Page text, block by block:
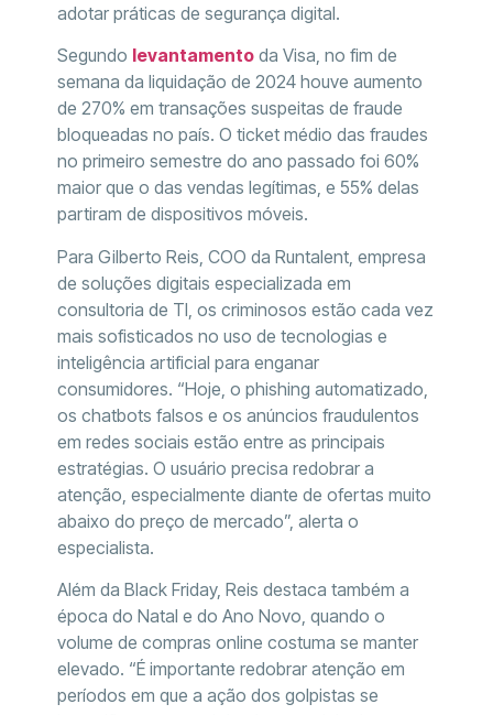
adotar práticas de segurança digital.
Segundo levantamentoda Visa, no fim de
semana da liquidação de 2024 houve aumento
de 270% em transações suspeitas de fraude
bloqueadas no país. O ticket médio das fraudes
no primeiro semestre do ano passado foi 60%
maior que o das vendas legítimas, e 55% delas
partiram de dispositivos móveis.
Para Gilberto Reis, COO da Runtalent, empresa
de soluções digitais especializada em
consultoria de TI, os criminosos estão cada vez
mais sofisticados no uso de tecnologias e
inteligência artificial para enganar
consumidores. “Hoje, o phishing automatizado,
os chatbots falsos e os anúncios fraudulentos
em redes sociais estão entre as principais
estratégias. O usuário precisa redobrar a
atenção, especialmente diante de ofertas muito
abaixo do preço de mercado”, alerta o
especialista.
Além da Black Friday, Reis destaca também a
época do Natal e do Ano Novo, quando o
volume de compras online costuma se manter
elevado. “É importante redobrar atenção em
períodos em que a ação dos golpistas se